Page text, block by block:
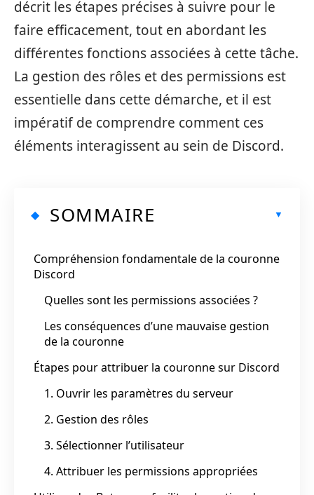
décrit les étapes précises à suivre pour le
faire efficacement, tout en abordant les
différentes fonctions associées à cette tâche.
La gestion des rôles et des permissions est
essentielle dans cette démarche, et il est
impératif de comprendre comment ces
éléments interagissent au sein de Discord.
SOMMAIRE
Compréhension fondamentale de la couronne
Discord
Quelles sont les permissions associées ?
Les conséquences d’une mauvaise gestion
de la couronne
Étapes pour attribuer la couronne sur Discord
1. Ouvrir les paramètres du serveur
2. Gestion des rôles
3. Sélectionner l’utilisateur
4. Attribuer les permissions appropriées